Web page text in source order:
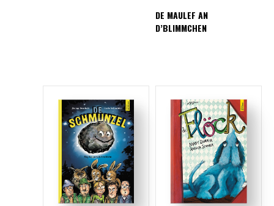
DE MAULEF AN
D’BLIMMCHEN